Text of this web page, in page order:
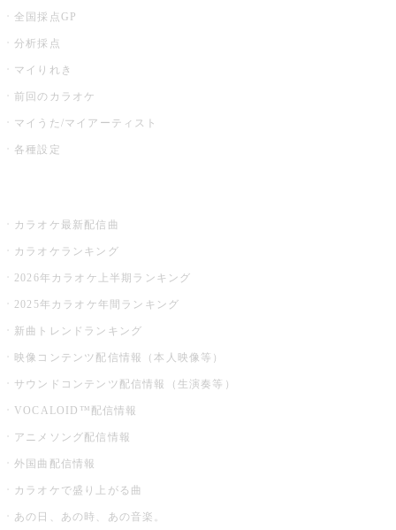
全国採点GP
分析採点
マイりれき
前回のカラオケ
マイうた/マイアーティスト
各種設定
カラオケ最新配信曲
カラオケランキング
2026年カラオケ上半期ランキング
2025年カラオケ年間ランキング
新曲トレンドランキング
映像コンテンツ配信情報（本人映像等）
サウンドコンテンツ配信情報（生演奏等）
VOCALOID™配信情報
アニメソング配信情報
外国曲配信情報
カラオケで盛り上がる曲
あの日、あの時、あの音楽。